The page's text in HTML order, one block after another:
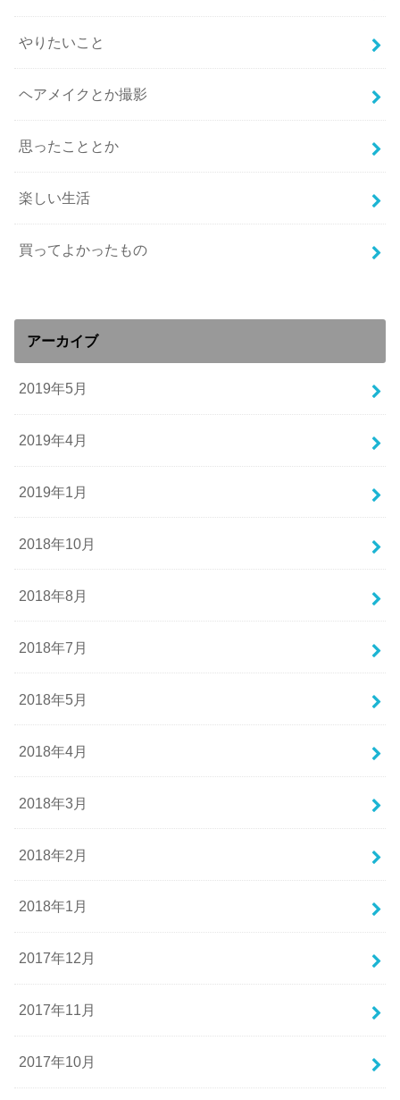
やりたいこと
ヘアメイクとか撮影
思ったこととか
楽しい生活
買ってよかったもの
アーカイブ
2019年5月
2019年4月
2019年1月
2018年10月
2018年8月
2018年7月
2018年5月
2018年4月
2018年3月
2018年2月
2018年1月
2017年12月
2017年11月
2017年10月